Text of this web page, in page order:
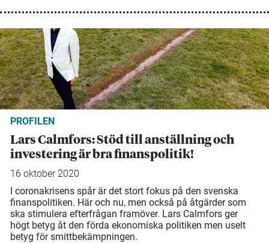
PROFILEN
Lars Calmfors: Stöd till anställning och
investering är bra finanspolitik!
16 oktober 2020
I coronakrisens spår är det stort fokus på den svenska
finanspolitiken. Här och nu, men också på åtgärder som
ska stimulera efterfrågan framöver. Lars Calmfors ger
högt betyg åt den förda ekonomiska politiken men uselt
betyg för smittbekämpningen.